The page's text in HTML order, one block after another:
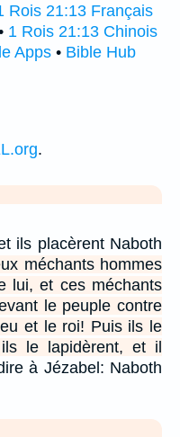
Rois 21:13 Français
1 Rois 21:13 Chinois
Apps • Bible Hub
.
ils placèrent Naboth
méchants hommes
lui, et ces méchants
le peuple contre
et le roi! Puis ils le
le lapidèrent, et il
à Jézabel: Naboth